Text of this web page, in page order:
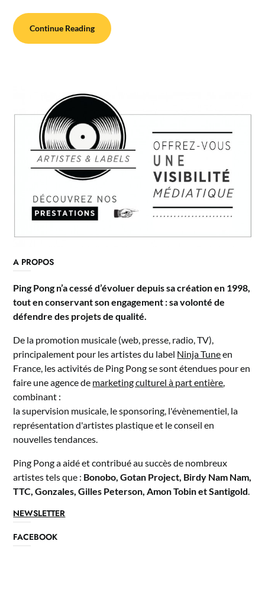
Continue Reading
A PROPOS
Ping Pong n’a cessé d’évoluer depuis sa création en 1998,
tout en conservant son engagement : sa volonté de
défendre des projets de qualité.
De la promotion musicale (web, presse, radio, TV),
principalement pour les artistes du label Ninja Tuneen
France, les activités de Ping Pong se sont étendues pour en
faire une agence de marketing culturel à part entière
combinant :
la supervision musicale, le sponsoring, l'évènementiel, la
représentation d'artistes plastique et le conseil en
nouvelles tendances.
Ping Pong a aidé et contribué au succès de nombreux
artistes tels que : Bonobo, Gotan Project, Birdy Nam Nam,
TTC, Gonzales, Gilles Peterson, Amon Tobin et Santigold
NEWSLETTER
FACEBOOK